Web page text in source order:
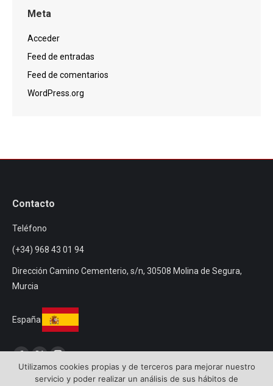
Meta
Acceder
Feed de entradas
Feed de comentarios
WordPress.org
Contacto
Teléfono
(+34) 968 43 01 94
Dirección Camino Cementerio, s/n, 30508 Molina de Segura,
Murcia
España
Encuéntranos en:
Facebook
Instagram
Utilizamos cookies propias y de terceros para mejorar nuestro
servicio y poder realizar un análisis de sus hábitos de